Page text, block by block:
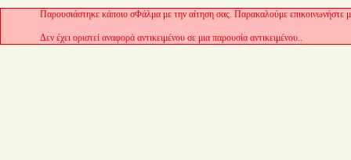
Παρουσιάστηκε κάποιο σΦάλμα με την αίτηση σας. Παρακαλούμε επικοινωνήστε
Δεν έχει οριστεί αναφορά αντικειμένου σε μια παρουσία αντικειμένου..